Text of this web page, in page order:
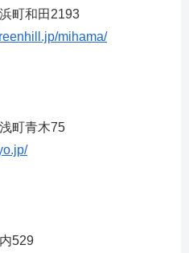
町和田2193
mihama/
町青木75
529